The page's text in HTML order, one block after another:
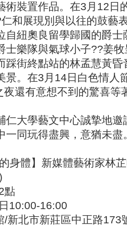
術裝置作品。在3月12日
和展現別與以往的鼓藝
自紐奧良留學歸國的爵士
士樂隊與氣球小子??姜
踩街終點站的林孟慧黃
景。在3月14日白色情人
還有意想不到的驚喜等
仁大學藝文中心誠摯地邀
一同玩得盡興，意猶未盡
身體】新媒體藝術家林
點
10:00-16:00
/新北市新莊區中正路173